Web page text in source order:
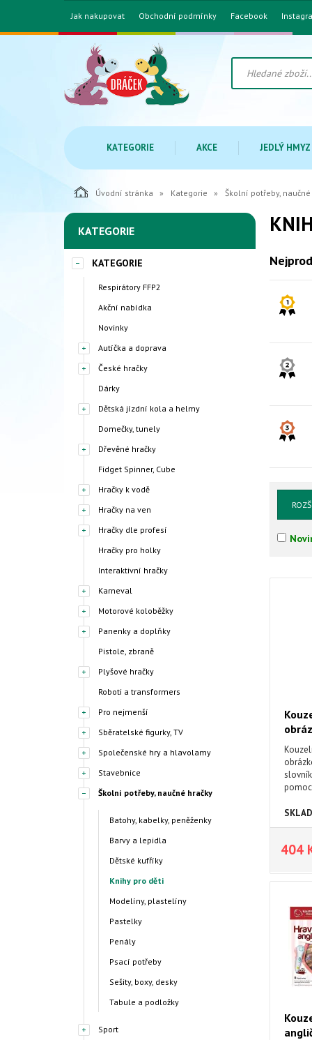
Jak nakupovat Obchodní podmínky Facebook
KATEGORIE AKCE JEDLÝ HMYZ
Úvodní stránka Kategorie Školní potřeby,
KATEGORIE
KATEGORIE
Respirátory FFP2
Akční nabídka
Novinky
Autíčka a doprava
České hračky
Dárky
Dětská jízdní kola a helmy
Domečky, tunely
Dřevěné hračky
Fidget Spinner, Cube
Hračky k vodě
Hračky na ven
Hračky dle profesí
Hračky pro holky
Interaktivní hračky
Karneval
Motorové koloběžky
Panenky a doplňky
Pistole, zbraně
Plyšové hračky
Roboti a transformers
Pro nejmenší
Sběratelské figurky, TV
Společenské hry a hlavolamy
Stavebnice
Školní potřeby, naučné hračky
Batohy, kabelky, peněženky
Barvy a lepidla
Dětské kufříky
Knihy pro děti
Modelíny, plastelíny
Pastelky
Penály
Psací potřeby
Sešity, boxy, desky
Tabule a podložky
Sport
věty.
404